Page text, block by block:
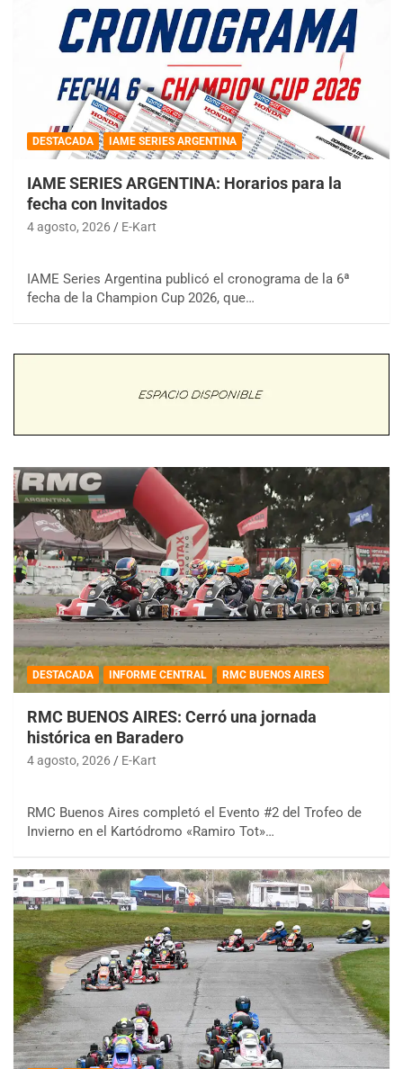
DESTACADA IAME SERIES ARGENTINA
IAME SERIES ARGENTINA: Horarios para la
fecha con Invitados
4 agosto, 2026 E-Kart
IAME Series Argentina publicó el cronograma de la 6ª
fecha de la Champion Cup 2026, que…
DESTACADA INFORME CENTRAL RMC BUENOS AIRES
RMC BUENOS AIRES: Cerró una jornada
histórica en Baradero
4 agosto, 2026 E-Kart
RMC Buenos Aires completó el Evento #2 del Trofeo de
Invierno en el Kartódromo «Ramiro Tot»…